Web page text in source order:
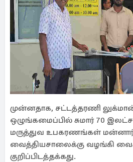
முன்னதாக, சட்டத்தரணி
ஒழுங்கமைப்பில் சுமார் 70
மருத்துவ உபகரணங்கள்
வைத்தியசாலைக்கு வழங்கி
குறிப்பிடத்தக்கது.